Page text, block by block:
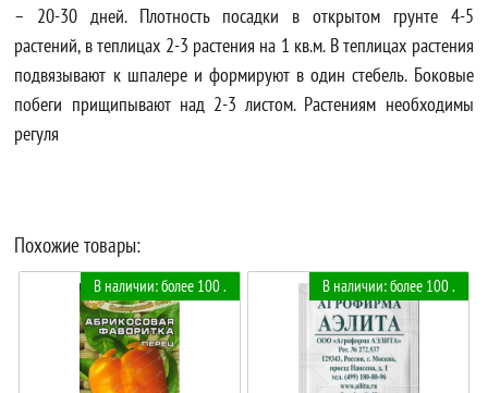
– 20-30 дней. Плотность посадки в открытом грунте 4-5
растений, в теплицах 2-3 растения на 1 кв.м. В теплицах растения
подвязывают к шпалере и формируют в один стебель. Боковые
побеги прищипывают над 2-3 листом. Растениям необходимы
регуля
Похожие товары:
В наличии: более 100 . В наличии: более 100 .